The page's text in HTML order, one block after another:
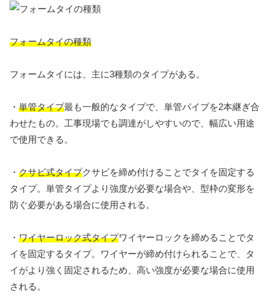
フォームタイの種類
フォームタイには、主に3種類のタイプがある。
・ 単管タイプ最も一般的なタイプで、単管パイプを2本継ぎ合
わせたもの。工事現場でも調達がしやすいので、幅広い用途
で使用できる。
・ クサビ式タイプクサビを締め付けることでタイを固定する
タイプ。単管タイプより強度が必要な場合や、型枠の変形を
防ぐ必要がある場合に使用される。
・ ワイヤーロック式タイプワイヤーロックを締めることでタ
イを固定するタイプ。ワイヤーが締め付けられることで、タ
イがより強く固定されるため、高い強度が必要な場合に使用
される。